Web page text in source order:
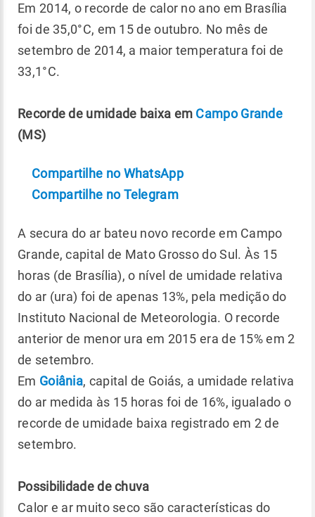
Em 2014, o recorde de calor no ano em Brasília
foi de 35,0°C, em 15 de outubro. No mês de
setembro de 2014, a maior temperatura foi de
33,1°C.
Recorde de umidade baixa em Campo Grande
(MS)
Compartilhe no WhatsApp
Compartilhe no Telegram
A secura do ar bateu novo recorde em Campo
Grande, capital de Mato Grosso do Sul. Às 15
horas (de Brasília), o nível de umidade relativa
do ar (ura) foi de apenas 13%, pela medição do
Instituto Nacional de Meteorologia. O recorde
anterior de menor ura em 2015 era de 15% em 2
de setembro.
Em Goiânia, capital de Goiás, a umidade relativa
do ar medida às 15 horas foi de 16%, igualado o
recorde de umidade baixa registrado em 2 de
setembro.
Possibilidade de chuva
Calor e ar muito seco são características do